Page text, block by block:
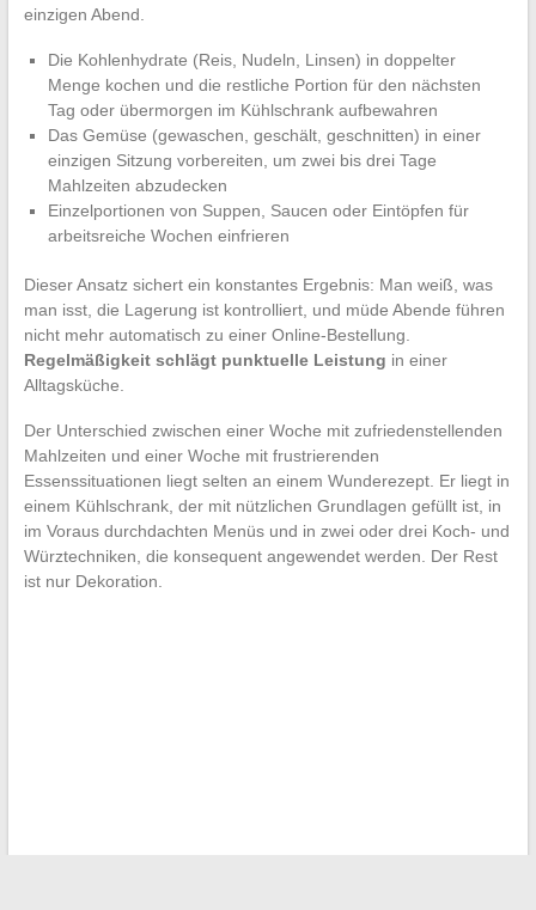
einzigen Abend.
Die Kohlenhydrate (Reis, Nudeln, Linsen) in doppelter
Menge kochen und die restliche Portion für den nächsten
Tag oder übermorgen im Kühlschrank aufbewahren
Das Gemüse (gewaschen, geschält, geschnitten) in einer
einzigen Sitzung vorbereiten, um zwei bis drei Tage
Mahlzeiten abzudecken
Einzelportionen von Suppen, Saucen oder Eintöpfen für
arbeitsreiche Wochen einfrieren
Dieser Ansatz sichert ein konstantes Ergebnis: Man weiß, was
man isst, die Lagerung ist kontrolliert, und müde Abende führen
nicht mehr automatisch zu einer Online-Bestellung.
Regelmäßigkeit schlägt punktuelle Leistung in einer
Alltagsküche.
Der Unterschied zwischen einer Woche mit zufriedenstellenden
Mahlzeiten und einer Woche mit frustrierenden
Essenssituationen liegt selten an einem Wunderezept. Er liegt in
einem Kühlschrank, der mit nützlichen Grundlagen gefüllt ist, in
im Voraus durchdachten Menüs und in zwei oder drei Koch- und
Würztechniken, die konsequent angewendet werden. Der Rest
ist nur Dekoration.